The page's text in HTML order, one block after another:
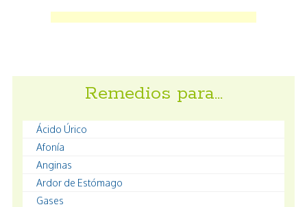
Remedios para…
Ácido Úrico
Afonía
Anginas
Ardor de Estómago
Gases